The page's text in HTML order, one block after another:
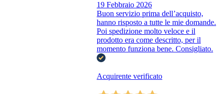
19 Febbraio 2026
Buon servizio prima dell’acquisto,
hanno risposto a tutte le mie domande.
Poi spedizione molto veloce e il
prodotto era come descritto, per il
momento funziona bene. Consigliato.
Acquirente verificato